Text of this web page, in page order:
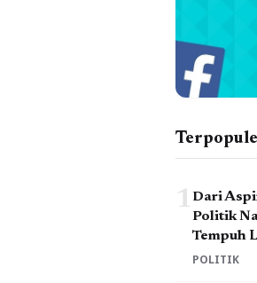
1 Dari
Politik
Tempuh
POLITIK